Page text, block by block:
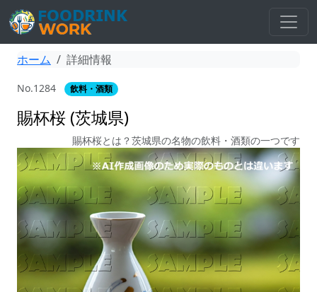
ホーム 詳細情報
No.1284 飲料・酒類
賜杯桜 (茨城県)
賜杯桜とは？茨城県の名物の飲料・酒類の一つです